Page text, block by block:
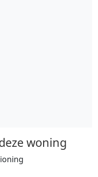
woning